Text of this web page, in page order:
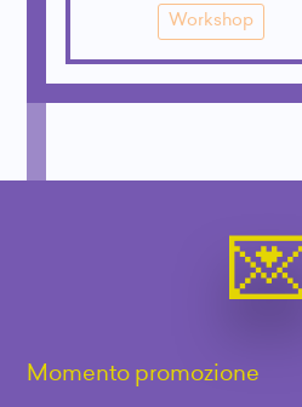
Workshop
Momento promozione